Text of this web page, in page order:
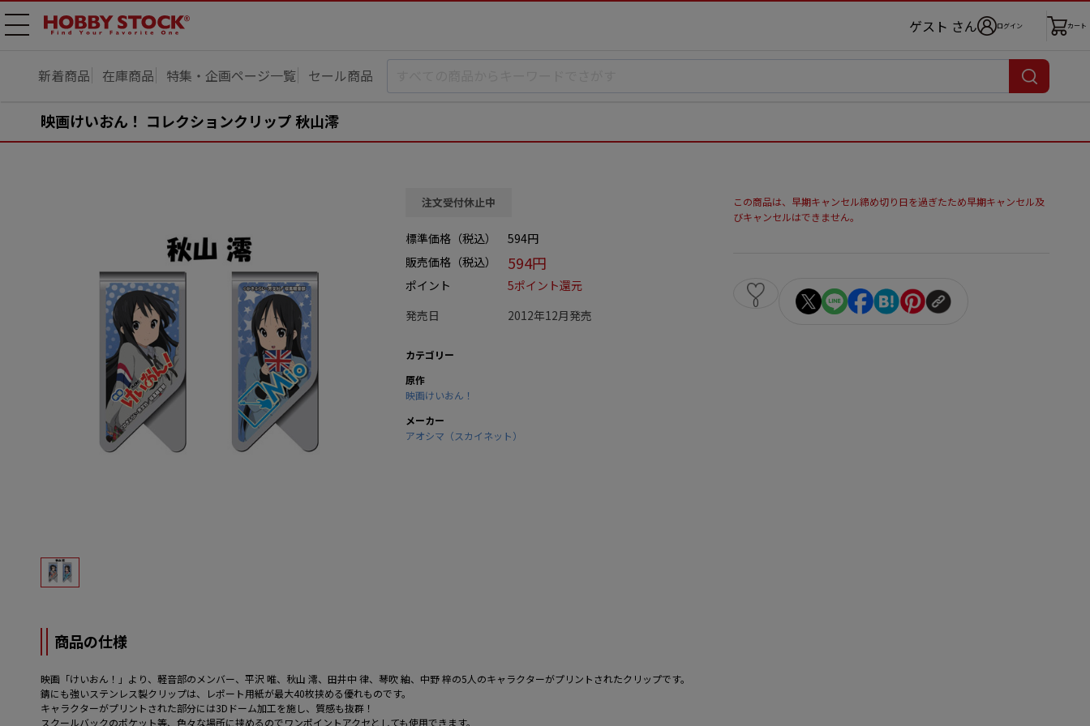
メニ
ゲスト さん ログイン カート
新着商品 在庫商品 特集・企画ページ一覧 セール商品
映画けいおん！ コレクションクリップ 秋山澪
注文受付休止中
標準価格（税込）
594円
販売価格（税込）
594円
ポイント
5ポイント還元
発売日
2012年12月発売
カテゴリー
原作
映画けいおん！
メーカー
アオシマ（スカイネット）
この商品は、早期キャンセル締め切り日を過ぎたため早期キャンセル及
びキャンセルはできません。
0
商品の仕様
映画「けいおん！」より、軽音部のメンバー、平沢 唯、秋山 澪、田井中 律、琴吹 紬、中野 梓の5人のキャラクターがプリントされたクリップです。
錆にも強いステンレス製クリップは、レポート用紙が最大40枚挟める優れものです。
キャラクターがプリントされた部分には3Dドーム加工を施し、質感も抜群！
スクールバックのポケット等、色々な場所に挟めるのでワンポイントアクセとしても使用できます。